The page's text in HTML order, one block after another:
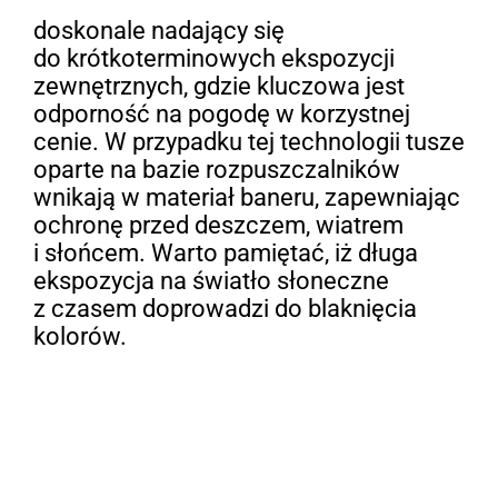
doskonale nadający się
do krótkoterminowych ekspozycji
zewnętrznych, gdzie kluczowa jest
odporność na pogodę w korzystnej
cenie. W przypadku tej technologii tusze
oparte na bazie rozpuszczalników
wnikają w materiał baneru, zapewniając
ochronę przed deszczem, wiatrem
i słońcem. Warto pamiętać, iż długa
ekspozycja na światło słoneczne
z czasem doprowadzi do blaknięcia
kolorów.